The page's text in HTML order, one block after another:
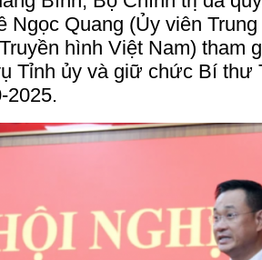
Ngọc Quang (Ủy viên
hình Việt Nam) tham
Tỉnh ủy và giữ chức Bí thư
2025.